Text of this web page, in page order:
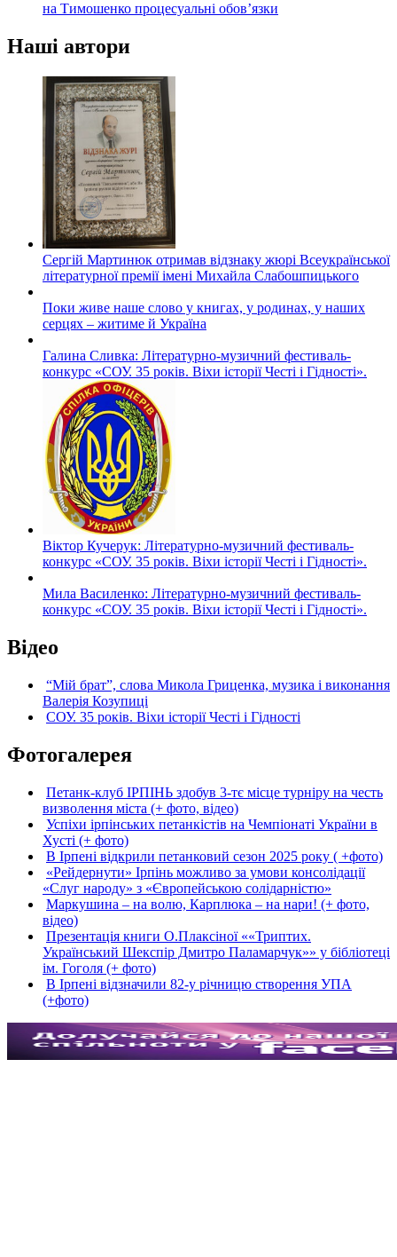
на Тимошенко процесуальні обов’язки
Наші автори
Сергій Мартинюк отримав відзнаку жюрі Всеукраїнської
літературної премії імені Михайла Слабошпицького
Поки живе наше слово у книгах, у родинах, у наших
серцях – житиме й Україна
Галина Сливка: Літературно-музичний фестиваль-
конкурс «СОУ. 35 років. Віхи історії Честі і Гідності».
Віктор Кучерук: Літературно-музичний фестиваль-
конкурс «СОУ. 35 років. Віхи історії Честі і Гідності».
Мила Василенко: Літературно-музичний фестиваль-
конкурс «СОУ. 35 років. Віхи історії Честі і Гідності».
Відео
“Мій брат”, слова Микола Гриценка, музика і виконання
Валерія Козупиці
СОУ. 35 років. Віхи історії Честі і Гідності
Фотогалерея
Петанк-клуб ІРПІНЬ здобув 3-тє місце турніру на честь
визволення міста (+ фото, відео)
Успіхи ірпінських петанкістів на Чемпіонаті України в
Хусті (+ фото)
В Ірпені відкрили петанковий сезон 2025 року ( +фото)
«Рейдернути» Ірпінь можливо за умови консолідації
«Слуг народу» з «Європейською солідарністю»
Маркушина – на волю, Карплюка – на нари! (+ фото,
відео)
Презентація книги О.Плаксіної ««Триптих.
Український Шекспір Дмитро Паламарчук»» у бібліотеці
ім. Гоголя (+ фото)
В Ірпені відзначили 82-у річницю створення УПА
(+фото)